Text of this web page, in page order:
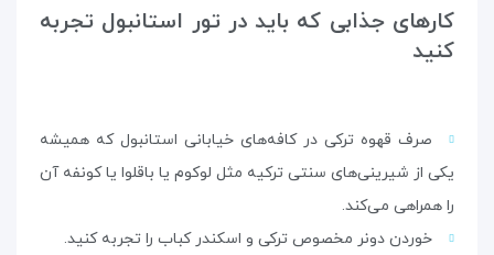
کارهای جذابی که باید در تور استانبول تجربه
کنید
صرف قهوه ترکی در کافه‌های خیابانی استانبول که همیشه
یکی از شیرینی‌های سنتی ترکیه مثل لوکوم یا باقلوا یا کونفه آن
را همراهی می‌کند.
خوردن دونر مخصوص ترکی و اسکندر کباب را تجربه کنید.